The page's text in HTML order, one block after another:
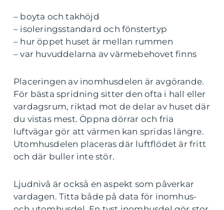
– boyta och takhöjd
– isoleringsstandard och fönstertyp
– hur öppet huset är mellan rummen
– var huvuddelarna av värmebehovet finns
Placeringen av inomhusdelen är avgörande.
För bästa spridning sitter den ofta i hall eller
vardagsrum, riktad mot de delar av huset där
du vistas mest. Öppna dörrar och fria
luftvägar gör att värmen kan spridas längre.
Utomhusdelen placeras där luftflödet är fritt
och där buller inte stör.
Ljudnivå är också en aspekt som påverkar
vardagen. Titta både på data för inomhus-